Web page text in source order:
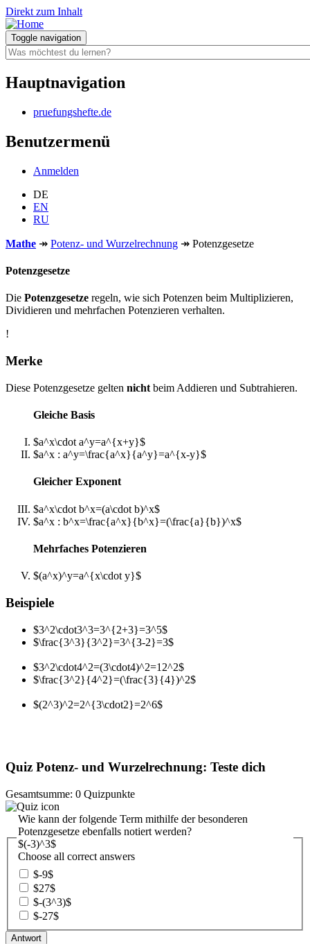
Direkt zum Inhalt
Toggle navigation
Hauptnavigation
pruefungshefte.de
Benutzermenü
Anmelden
DE
EN
RU
Mathe ↠ Potenz- und Wurzelrechnung ↠ Potenzgesetze
Potenzgesetze
Die Potenzgesetze regeln, wie sich Potenzen beim Multiplizieren,
Dividieren und mehrfachen Potenzieren verhalten.
!
Merke
Diese Potenzgesetze gelten nicht beim Addieren und Subtrahieren.
Gleiche Basis
$a^x\cdot a^y=a^{x+y}$
$a^x : a^y=\frac{a^x}{a^y}=a^{x-y}$
Gleicher Exponent
$a^x\cdot b^x=(a\cdot b)^x$
$a^x : b^x=\frac{a^x}{b^x}=(\frac{a}{b})^x$
Mehrfaches Potenzieren
$(a^x)^y=a^{x\cdot y}$
Beispiele
$3^2\cdot3^3=3^{2+3}=3^5$
$\frac{3^3}{3^2}=3^{3-2}=3$
$3^2\cdot4^2=(3\cdot4)^2=12^2$
$\frac{3^2}{4^2}=(\frac{3}{4})^2$
$(2^3)^2=2^{3\cdot2}=2^6$
Quiz Potenz- und Wurzelrechnung: Teste dich
Gesamtsumme: 0 Quizpunkte
Wie kann der folgende Term mithilfe der besonderen
Potenzgesetze ebenfalls notiert werden?
$(-3)^3$
Choose all correct answers
$-9$
$27$
$-(3^3)$
$-27$